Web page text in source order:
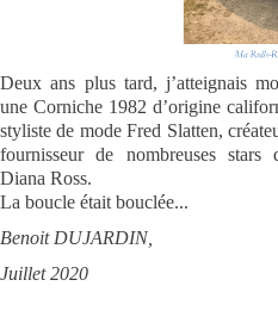
Deux ans plus tard, j’atteignais
une Corniche 1982 d’origine
styliste de mode Fred Slatten,
fournisseur de nombreuses stars
Diana Ross.
La boucle était bouclée...
Benoit DUJARDIN,
Juillet 2020